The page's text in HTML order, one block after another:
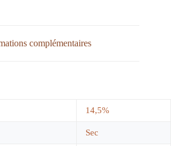
complémentaires
14,5%
Sec